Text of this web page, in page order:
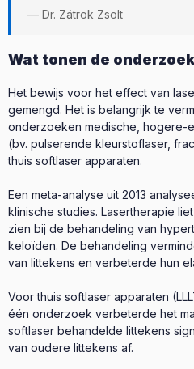
— Dr. Zátrok Zsolt
Wat tonen de
Het bewijs voor het effect van
gemengd. Het is belangrijk te
onderzoeken medische, hogere-
(bv. pulserende kleurstoflaser,
thuis softlaser apparaten.
Een meta-analyse uit 2013
klinische studies. Lasertherapie
zien bij de behandeling van
keloïden. De behandeling
van littekens en verbeterde hun
Voor thuis softlaser apparaten
één onderzoek verbeterde het
softlaser behandelde littekens
van oudere littekens af.